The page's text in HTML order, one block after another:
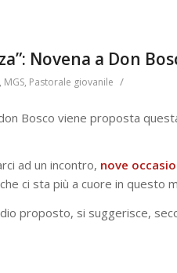
Novena a Don
, MGS, Pastorale giovanile /
Bosco viene proposta
ad un incontro, nove
ci sta più a cuore in questo
proposto, si suggerisce,